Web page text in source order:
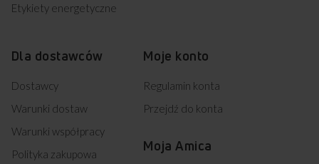
Etykiety energetyczne
Dla dostawców
Dostawcy
Warunki dostaw
Warunki współpracy
Polityka zakupowa
Moje konto
Regulamin konta
Przejdź do konta
Moja Amica